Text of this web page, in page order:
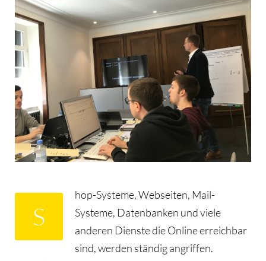
S
hop-Systeme, Webseiten, Mail-
Systeme, Datenbanken und viele
anderen Dienste die Online erreichbar
sind, werden ständig angriffen.